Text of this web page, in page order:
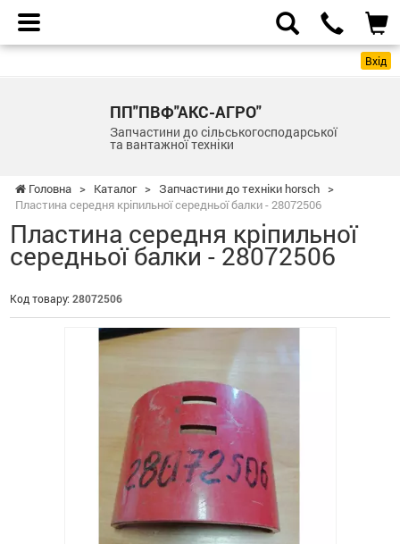
Вхід
ПП"ПВФ"АКС-АГРО"
Запчастини до сільськогосподарської
та вантажної техніки
Головна > Каталог > Запчастини до техніки horsch >
Пластина середня кріпильної середньої балки - 28072506
Пластина середня кріпильної
середньої балки - 28072506
Код товару: 28072506